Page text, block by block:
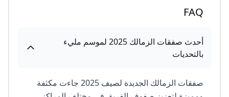
FAQ
أحدث صفقات الزمالك 2025 لموسم مليء
بالتحديات
صفقات الزمالك الجديدة لصيف 2025 جاءت مكثفة